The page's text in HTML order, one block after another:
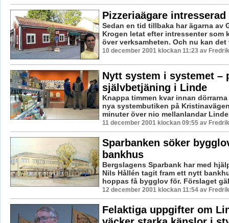
Pizzeriaägare intresserad
Sedan en tid tillbaka har ägarna av
Krogen letat efter intressenter som
över verksamheten. Och nu kan det
10 december 2001 klockan 11:23 av
Nytt system i systemet –
självbetjäning i Linde
Knappa timmen kvar innan
nya systembutiken på
minuter över nio mellanlandar
11 december 2001 klockan 09:55 av
Sparbanken söker
bankhus
Bergslagens Sparbank har med
Nils Hållén tagit fram ett nytt
hoppas få bygglov för. Förslaget
12 december 2001 klockan 11:54 av
Felaktiga uppgifter om